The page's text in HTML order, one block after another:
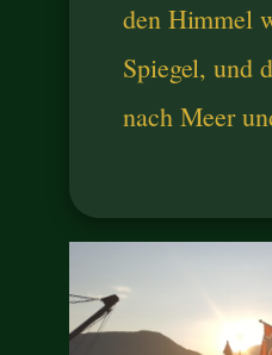
den Himmel
Spiegel, und
nach Meer